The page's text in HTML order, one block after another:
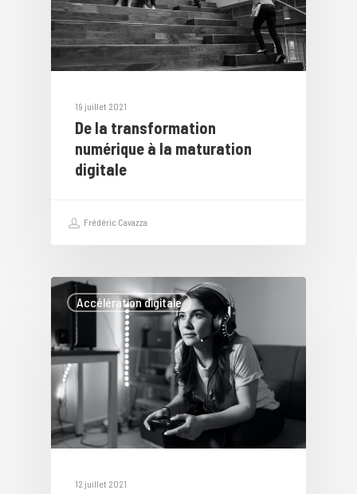
19 juillet 2021
De la transformation
numérique à la maturation
digitale
Frédéric Cavazza
Accélération digitale
12 juillet 2021